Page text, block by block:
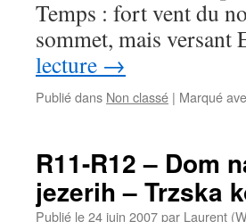
Temps : fort vent du
sommet, mais
lecture →
Publié dans Non classé | Marqué
R11-R12 – Dom
jezerih – Trzska
Publié le24 juin 2007par Laurent